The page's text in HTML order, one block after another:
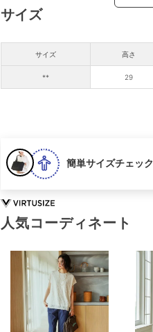
サイズ
サイズ
**
高さ
29
簡単サイズチェック
人気コーディネート